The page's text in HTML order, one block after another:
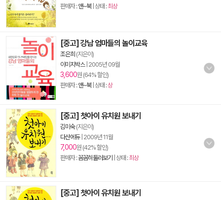
판매자 :앤~북| 상태 :최상
[중고] 강남 엄마들의 놀이교육
조은희 (지은이)
이미지박스| 2005년 09월
3,600원 (64% 할인)
판매자 :앤~북| 상태 :상
[중고] 첫아이 유치원 보내기
김미숙(지은이)
다산에듀| 2009년 11월
7,000원 (42% 할인)
판매자 :꼼꼼히둘러보기 | 상태 :최상
[중고] 첫아이 유치원 보내기